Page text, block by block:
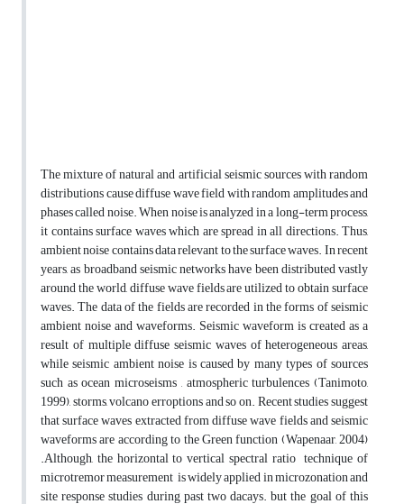
The mixture of natural and artificial seismic sources with random
distributions cause diffuse wave field with random amplitudes and
phases called noise. When noise is analyzed in a long-term process,
it contains surface waves which are spread in all directions. Thus,
ambient noise contains data relevant to the surface waves. In recent
years, as broadband seismic networks have been distributed vastly
around the world, diffuse wave fields are utilized to obtain surface
waves. The data of the fields are recorded in the forms of seismic
ambient noise and waveforms. Seismic waveform is created as a
result of multiple diffuse seismic waves of heterogeneous areas,
while seismic ambient noise is caused by many types of sources
such as ocean microseisms , atmospheric turbulences (Tanimoto,
1999), storms, volcano erroptions and so on. Recent studies suggest
that surface waves extracted from diffuse wave fields and seismic
waveforms are according to the Green function (Wapenaar, 2004)
.Although, the horizontal to vertical spectral ratio technique of
microtremor measurement is widely applied in microzonation and
site response studies during past two dacays. but the goal of this